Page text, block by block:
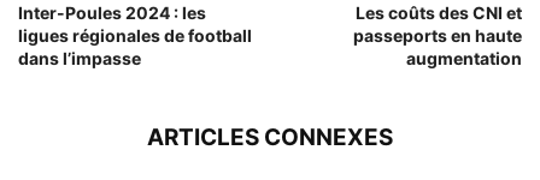
Inter-Poules 2024 : les
ligues régionales de football
dans l’impasse
Les coûts des CNI et
passeports en haute
augmentation
ARTICLES CONNEXES